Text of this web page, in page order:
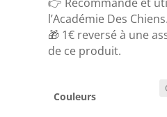
l’Académie Des Chiens.
🎁 1€ reversé à une
de ce produit.
Couleurs